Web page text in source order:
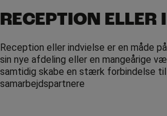
RECEPTION ELLER
Reception eller indvielse er en måde
sin nye afdeling eller en mangeårige
samtidig skabe en stærk forbindelse til
samarbejdspartnere